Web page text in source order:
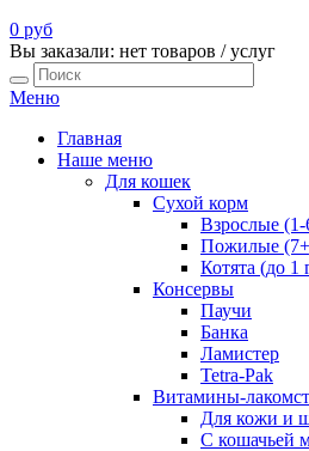
0 руб
Вы заказали: нет товаров / услуг
Меню
Главная
Наше меню
Для кошек
Сухой корм
Взрослые (1-
Пожилые
Котята (до 1
Консервы
Паучи
Банка
Ламистер
Tetra-Pak
Витамины-
Для кожи и
С кошачьей